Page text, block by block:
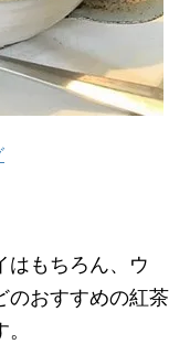
はもちろん、ウ
のおすすめの紅茶